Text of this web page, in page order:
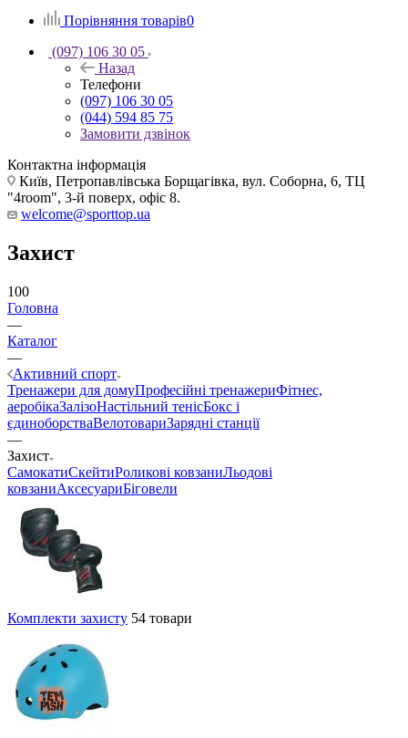
Порівняння товарів0
(097) 106 30 05
Назад
Телефони
(097) 106 30 05
(044) 594 85 75
Замовити дзвінок
Контактна інформація
Київ, Петропавлівська Борщагівка, вул. Соборна, 6, ТЦ
"4room", 3-й поверх, офіс 8.
welcome@sporttop.ua
Захист
100
Головна
—
Каталог
—
Активний спорт
Тренажери для домуПрофесійні тренажериФітнес,
аеробікаЗалізоНастільний тенісБокс і
єдиноборстваВелотовариЗарядні станції
—
Захист
СамокатиСкейтиРоликові ковзаниЛьодові
ковзаниАксесуариБіговели
Комплекти захисту 54 товари